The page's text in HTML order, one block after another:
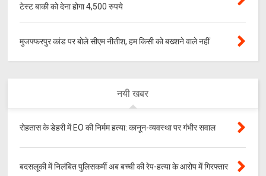
टेस्ट बाकी को देना होगा 4,500 रुपये
मुजफ्फरपुर कांड पर बोले सीएम नीतीश, हम किसी को बख्शने वाले नहीं
नयी खबर
रोहतास के डेहरी में EO की निर्मम हत्या: कानून-व्यवस्था पर गंभीर सवाल
बदसलूकी में निलंबित पुलिसकर्मी अब बच्ची की रेप-हत्या के आरोप में गिरफ्तार